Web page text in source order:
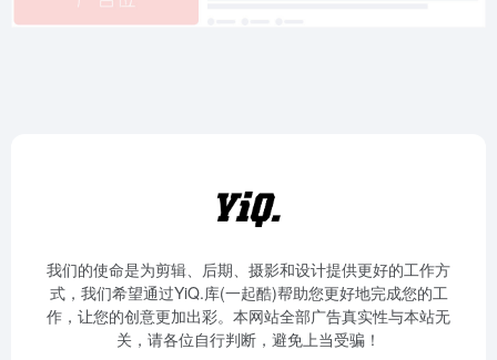
我们的使命是为剪辑、后期、摄影和设计提供更好的工作方
式，我们希望通过YiQ.库(一起酷)帮助您更好地完成您的工
作，让您的创意更加出彩。本网站全部广告真实性与本站无
关，请各位自行判断，避免上当受骗！